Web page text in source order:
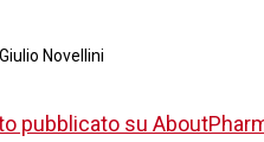
Giulio Novellini
pubblicato su